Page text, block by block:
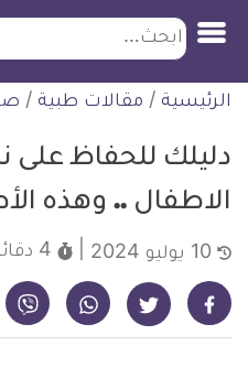
التخطي
للمحتوى
ابحث
الرئيسية / مقالات طبية /
دليلك للحفاظ على
الاطفال .. وهذه
4 دقائق
شارك على فيسبوك - ديلي ميديكال انفو شارك على تويتر - ديلي ميديكال انفو شارك على واتساب - ديلي ميديكال انفو شارك على